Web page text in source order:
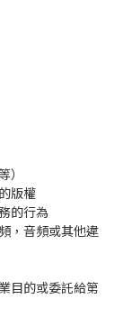
版權
的行為
，音頻或其他違
目的或委託給第